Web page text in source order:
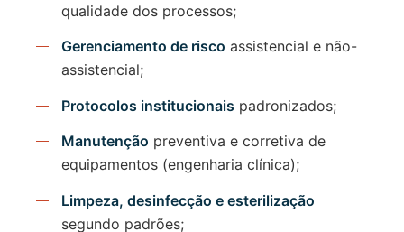
qualidade dos processos;
Gerenciamento de risco assistencial e não-
assistencial;
Protocolos institucionais padronizados;
Manutenção preventiva e corretiva de
equipamentos (engenharia clínica);
Limpeza, desinfecção e esterilização
segundo padrões;